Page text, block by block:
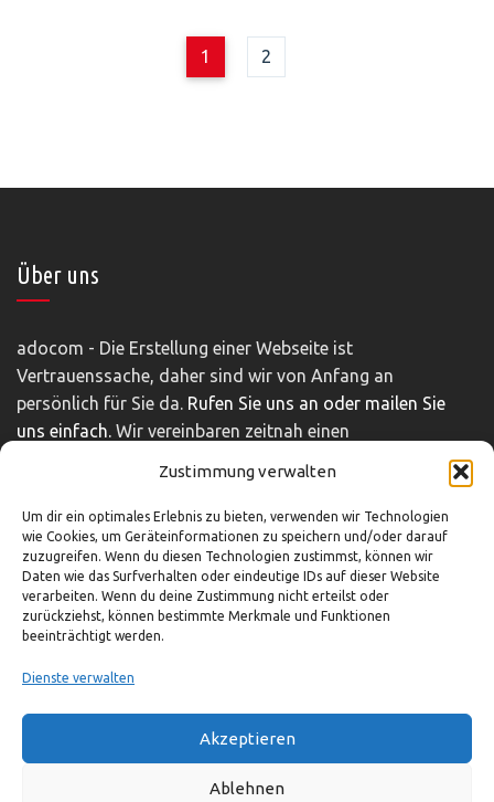
Zustimmung verwalten
Um dir ein optimales Erlebnis zu bieten, verwenden wir Technologien
wie Cookies, um Geräteinformationen zu speichern und/oder darauf
zuzugreifen. Wenn du diesen Technologien zustimmst, können wir
Daten wie das Surfverhalten oder eindeutige IDs auf dieser Website
verarbeiten. Wenn du deine Zustimmung nicht erteilst oder
zurückziehst, können bestimmte Merkmale und Funktionen
beeinträchtigt werden.
Dienste verwalten
Akzeptieren
Ablehnen
1 2
Über uns
adocom - Die Erstellung einer Webseite ist
Vertrauenssache, daher sind wir von Anfang an
persönlich für Sie da. Rufen Sie uns an oder mailen Sie
uns einfach. Wir vereinbaren zeitnah einen
Impressum|Disclaimer |Datenschutz
So können Sie uns erreichen